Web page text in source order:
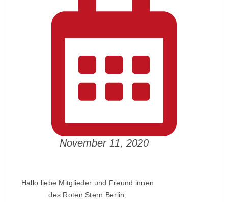
November 11, 2020
Hallo liebe Mitglieder und Freund:innen
des Roten Stern Berlin,